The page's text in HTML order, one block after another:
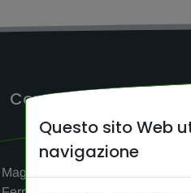
Come raggiungerci
Magazzino c/o Logistica F.lli
Questo sito Web
navigazione